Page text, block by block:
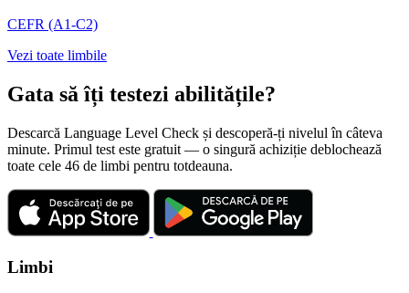
CEFR (A1-C2)
Vezi toate limbile
Gata să îți testezi abilitățile?
Descarcă Language Level Check și descoperă-ți nivelul în câteva
minute. Primul test este gratuit — o singură achiziție deblochează
toate cele 46 de limbi pentru totdeauna.
Limbi